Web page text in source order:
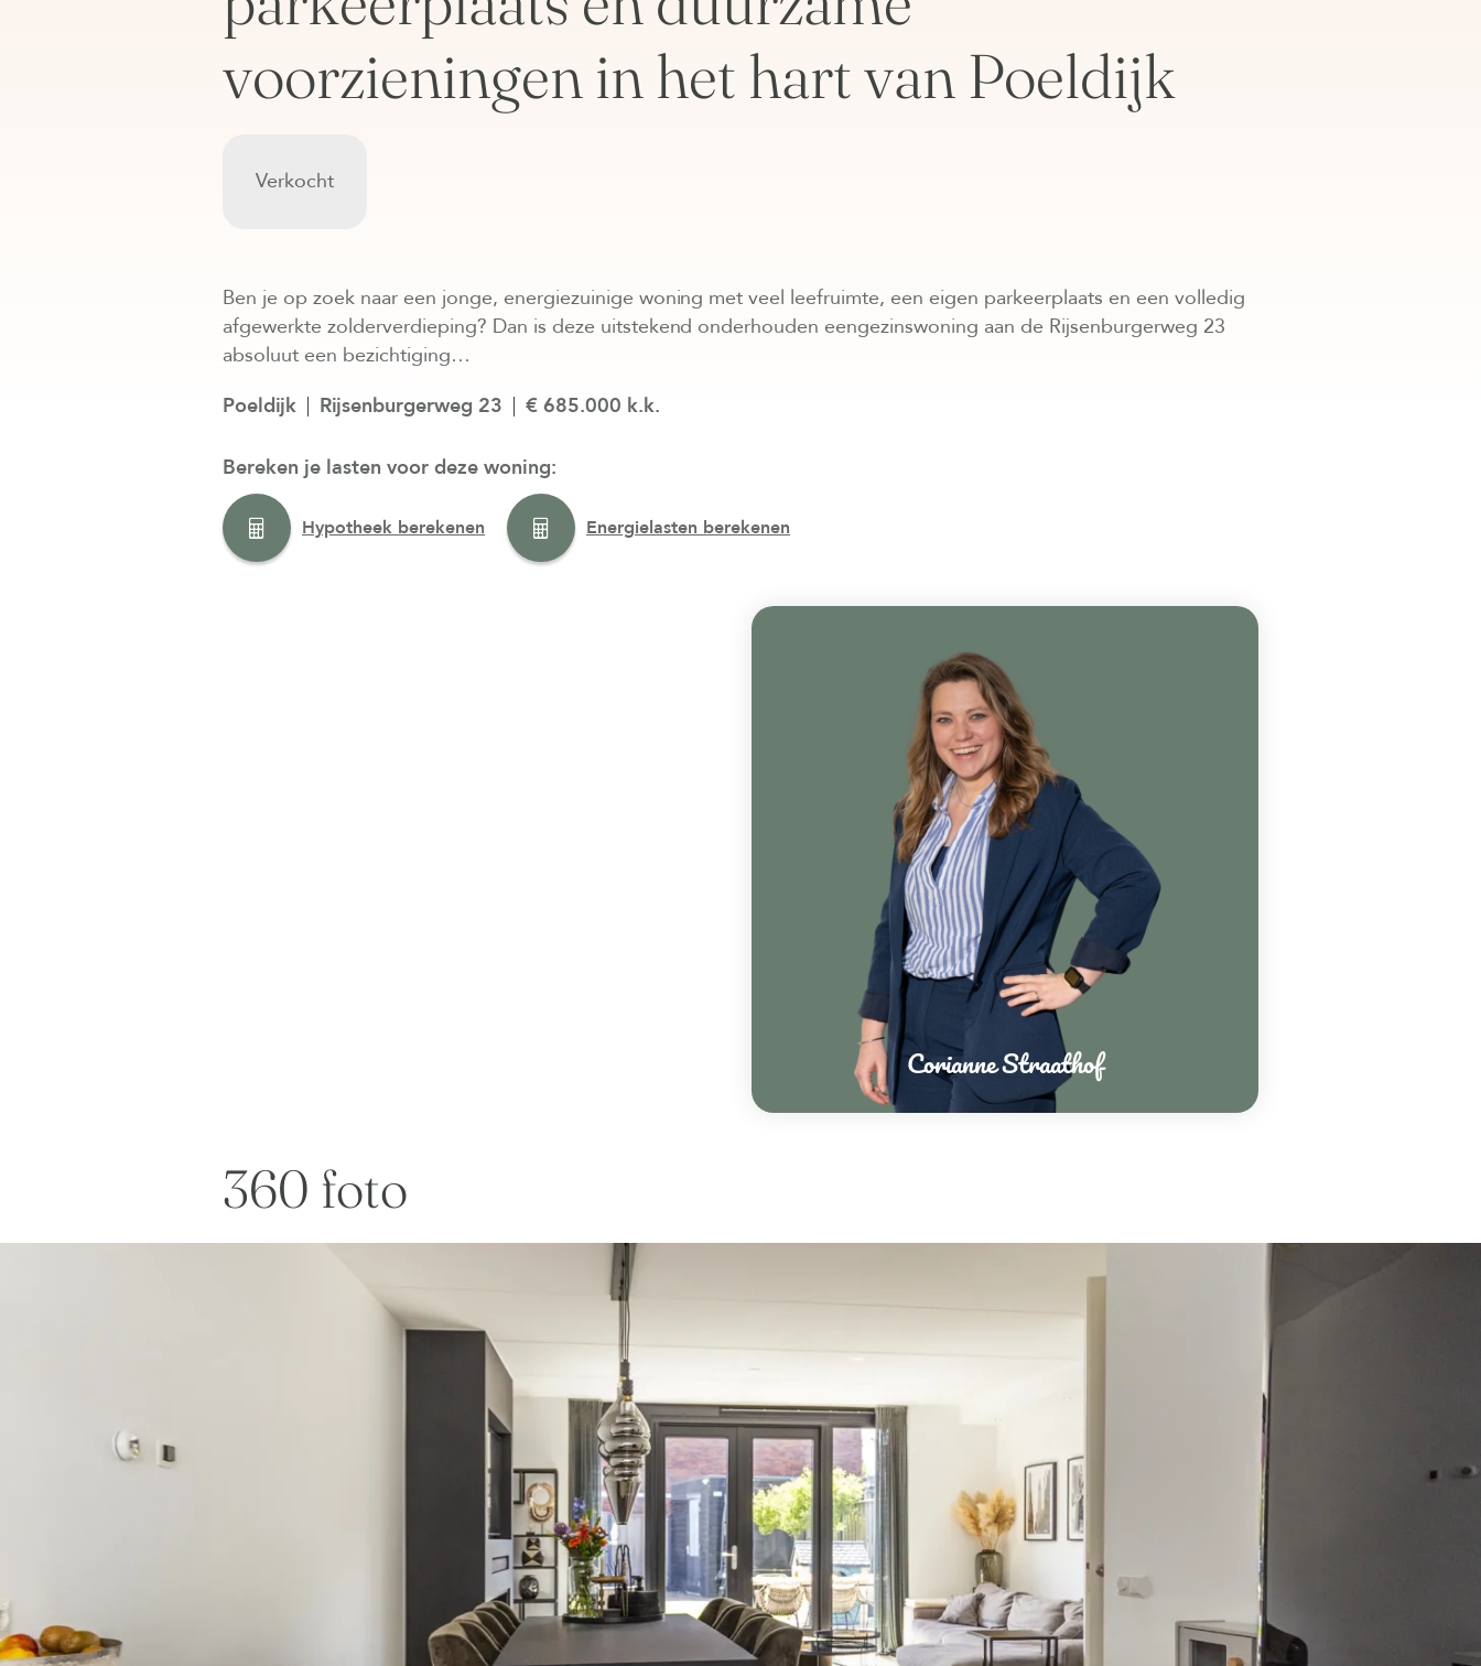
voorzieningen in het hart van Poeldijk
Verkocht
Ben je op zoek naar een jonge, energiezuinige woning met veel leefruimte, een eigen parkeerplaats en een volledig
afgewerkte zolderverdieping? Dan is deze uitstekend onderhouden eengezinswoning aan de Rijsenburgerweg 23
absoluut een bezichtiging…
Poeldijk
Rijsenburgerweg 23 € 685.000 k.k.
Bereken je lasten voor deze woning:
Hypotheek berekenen Energielasten berekenen
Corianne Straathof
360 foto